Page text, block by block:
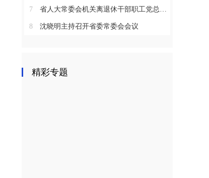
7 省人大常委会机关离退休干部职工党总支召开2025年度总结表彰大会
8 沈晓明主持召开省委常委会会议
精彩专题